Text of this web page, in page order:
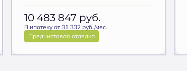
10 483 847 руб.
В ипотеку от 31 332 руб./мес.
Предчистовая отделка